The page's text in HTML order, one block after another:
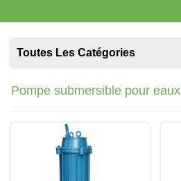
Toutes Les Catégories
Pompe submersible pour eaux
usées